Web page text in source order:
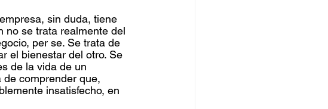
sin duda, tiene
no se trata realmente del
per se. Se trata de
el bienestar del otro. Se
de la vida de un
comprender que,
insatisfecho, en